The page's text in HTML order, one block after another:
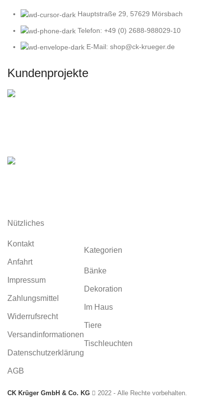
Hauptstraße 29, 57629 Mörsbach
Telefon: +49 (0) 2688-988029-10
E-Mail: shop@ck-krueger.de
Kundenprojekte
Nützliches
Kontakt
Anfahrt
Impressum
Zahlungsmittel
Widerrufsrecht
Versandinformationen
Datenschutzerklärung
AGB
Kategorien
Bänke
Dekoration
Im Haus
Tiere
Tischleuchten
CK Krüger GmbH & Co. KG 2022 - Alle Rechte vorbehalten.